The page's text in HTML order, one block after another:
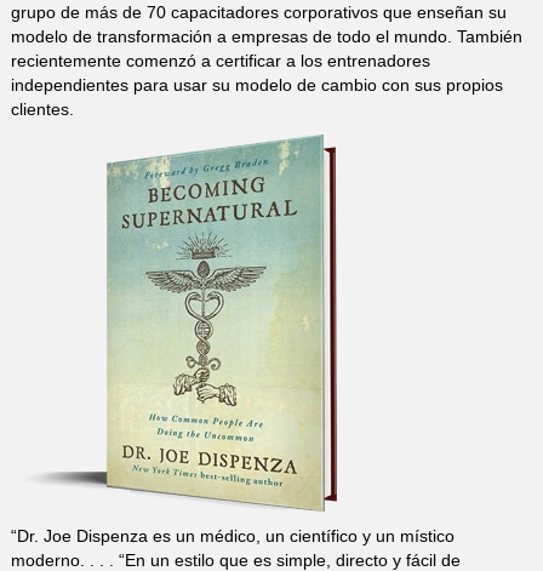
grupo de más de 70 capacitadores corporativos que enseñan su
modelo de transformación a empresas de todo el mundo. También
recientemente comenzó a certificar a los entrenadores
independientes para usar su modelo de cambio con sus propios
clientes.
“Dr. Joe Dispenza es un médico, un científico y un místico
moderno. . . . “En un estilo que es simple, directo y fácil de